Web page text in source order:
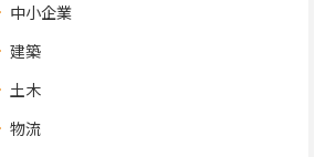
中小企業
建築
土木
物流